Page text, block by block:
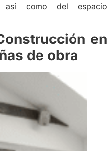
así como del espacio
en
de obra